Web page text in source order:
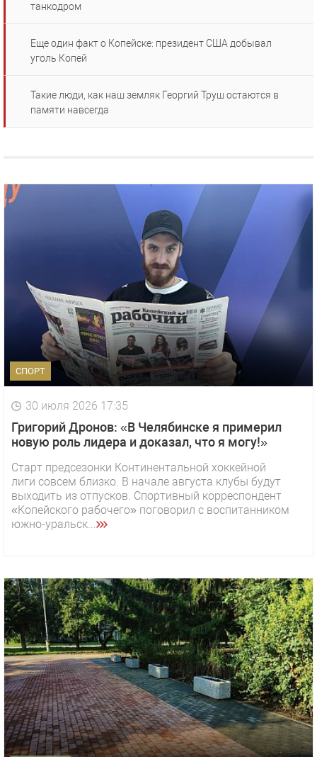
танкодром
Еще один факт о Копейске: президент США добывал
уголь Копей
Такие люди, как наш земляк Георгий Труш остаются в
памяти навсегда
СПОРТ
30 июля 2026 17:35
Григорий Дронов: «В Челябинске я примерил
новую роль лидера и доказал, что я могу!»
Старт предсезонки Континентальной хоккейной
лиги совсем близко. В начале августа клубы будут
выходить из отпусков. Спортивный корреспондент
«Копейского рабочего» поговорил с воспитанником
южно-уральск...